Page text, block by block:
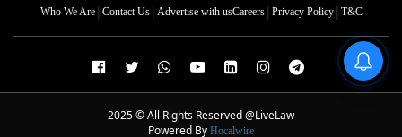
Who We Are| Contact Us| Advertise with usCareers| Privacy Policy| T&C
2025 © All Rights Reserved @LiveLaw
Powered By Hocalwire